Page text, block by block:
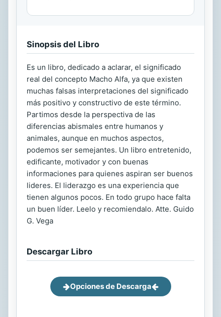
Sinopsis del Libro
Es un libro, dedicado a aclarar, el significado
real del concepto Macho Alfa, ya que existen
muchas falsas interpretaciones del significado
más positivo y constructivo de este término.
Partimos desde la perspectiva de las
diferencias abismales entre humanos y
animales, aunque en muchos aspectos,
podemos ser semejantes. Un libro entretenido,
edificante, motivador y con buenas
informaciones para quienes aspiran ser buenos
lideres. El liderazgo es una experiencia que
tienen algunos pocos. En todo grupo hace falta
un buen líder. Leelo y recomiendalo. Atte. Guido
G. Vega
Descargar Libro
Opciones de Descarga